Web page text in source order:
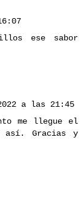
ese sabor
a las 21:45
me llegue el
así. Gracias y